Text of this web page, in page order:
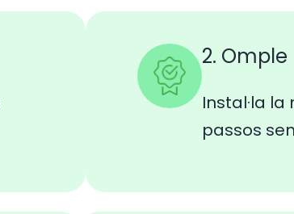
2. Omple
Instal·la
passos